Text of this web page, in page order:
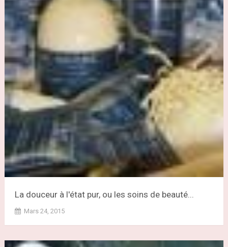
La douceur à l'état pur, ou les soins de beauté...
Mars 24, 2015